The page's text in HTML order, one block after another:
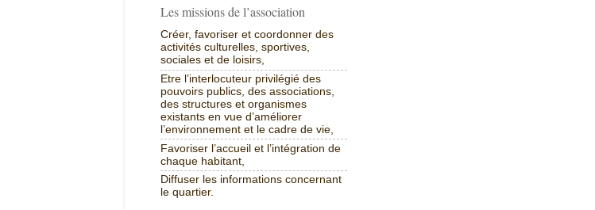
Les missions de l’association
Créer, favoriser et coordonner des
activités culturelles, sportives,
sociales et de loisirs,
Etre l’interlocuteur privilégié des
pouvoirs publics, des associations,
des structures et organismes
existants en vue d’améliorer
l’environnement et le cadre de vie,
Favoriser l’accueil et l’intégration de
chaque habitant,
Diffuser les informations concernant
le quartier.